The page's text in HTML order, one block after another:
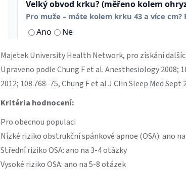
Majetek University Health Network, pro získání
Upraveno podle Chung F et al. Anesthesiology 2008;
2012; 108:768–75, Chung F et al J Clin Sleep Med Sept
Kritéria hodnocení:
Pro obecnou populaci
Nízké riziko obstrukční spánkové apnoe (OSA): ano
Střední riziko OSA: ano na 3-4 otázky
Vysoké riziko OSA: ano na 5-8 otázek